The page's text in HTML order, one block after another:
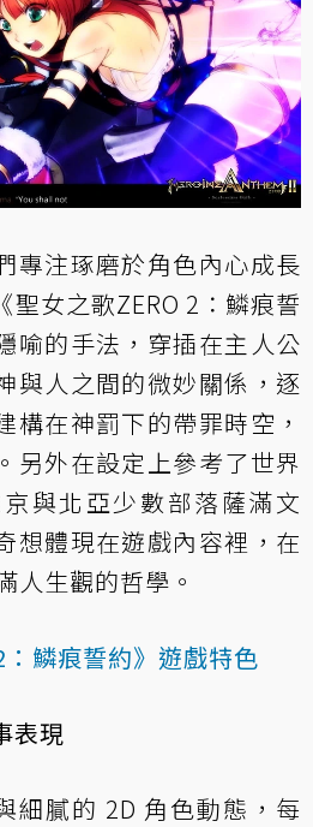
專注琢磨於角色內心成長
聖女之歌ZERO 2：鱗痕誓
喻的手法，穿插在主人公
與人之間的微妙關係，逐
構在神罰下的帶罪時空，
另外在設定上參考了世界
與北亞少數部落薩滿文
想體現在遊戲內容裡，在
人生觀的哲學。
：鱗痕誓約》遊戲特色
表現
細膩的 2D 角色動態，每